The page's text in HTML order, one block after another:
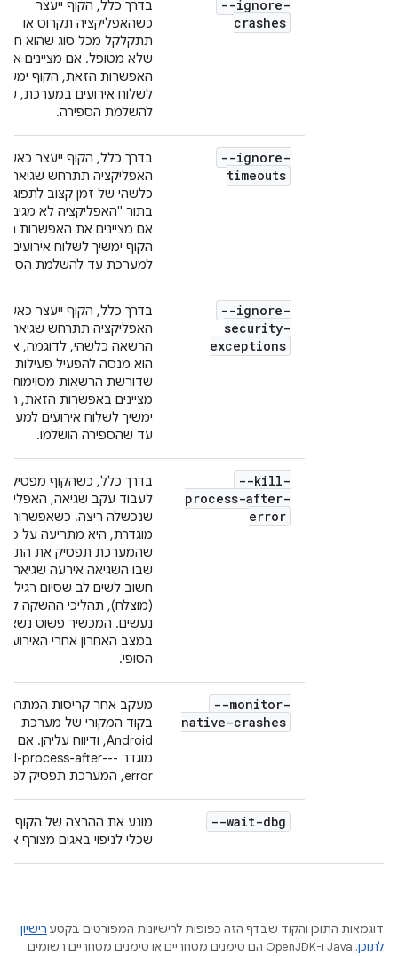
--ignore-
crashes
בדרך כלל, הקוף ייעצר
כשהאפליקציה תקרוס או
תתקלקל מכל סוג שהוא חריג
שלא מטופל. אם מציינים את
האפשרות הזאת, הקוף
לשלוח אירועים במערכת, עד
להשלמת הספירה.
--ignore-
timeouts
בדרך כלל, הקוף ייעצר כאשר
האפליקציה תתרחש שגיאה
כלשהי של זמן קצוב לתפוגה,
בתור "האפליקציה לא
אם מציינים את האפשרות
הקוף ימשיך לשלוח אירועים
למערכת עד להשלמת
--ignore-
security-
exceptions
בדרך כלל, הקוף ייעצר כאשר
האפליקציה תתרחש שגיאת
הרשאה כלשהי, לדוגמה, אם
הוא מנסה להפעיל פעילות
שדורשת הרשאות מסוימות.
מציינים באפשרות הזאת,
ימשיך לשלוח אירועים
עד שהספירה הושלמו.
--kill-
process-after-
error
בדרך כלל, כשהקוף מפסיק
לעבוד עקב שגיאה,
שנכשלה ריצה. כשאפשרות
מוגדרת, היא מתריעה על כך
שהמערכת תפסיק את
שבו השגיאה אירעה שגיאה.
חשוב לשים לב שסיום רגיל
(מוצלח), תהליכי ההשקה לא
נעשים. המכשיר פשוט נשאר
במצב האחרון אחרי האירוע
הסופי.
--monitor-
native-crashes
מעקב אחר קריסות
בקוד המקורי של מערכת
Android, ודיווח עליהן. אם
מוגדר --kill-process-after-
error, המערכת תפסיק לפעול.
--wait-dbg
מונע את ההרצה של הקוף
שכלי לניפוי באגים מצורף
דוגמאות התוכן והקוד שבדף הזה כפופות לרישיונות המפורטים בקטע רישיון
לתוכן
.‏ Java ו-OpenJDK הם סימנים מסחריים או סימנים מסחריים רשומים